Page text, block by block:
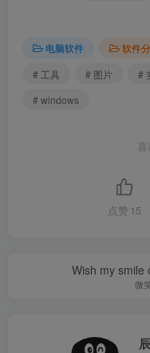
电脑软件
软件
# 工具
# 图片 #
# windows
点赞 15
Wish my smile
微